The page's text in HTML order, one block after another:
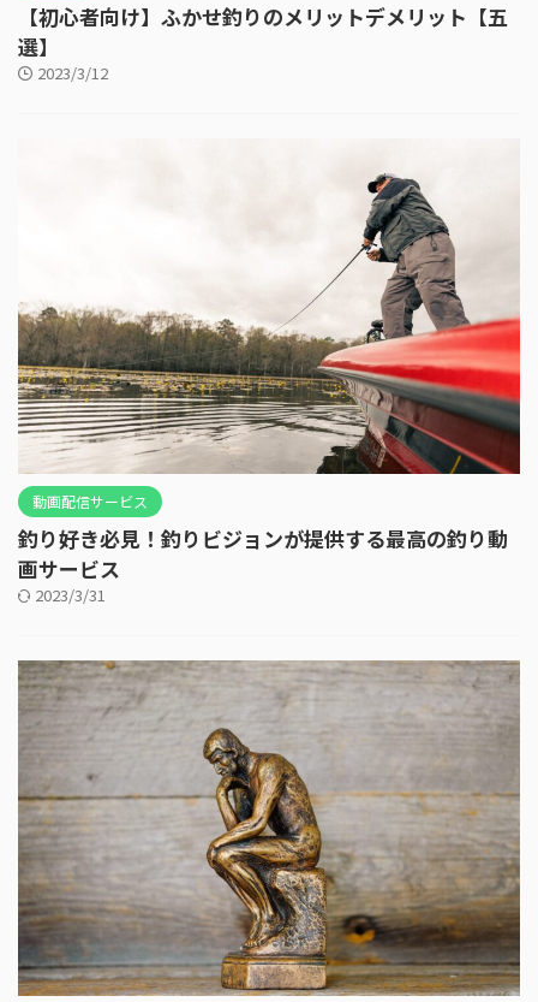
【初心者向け】ふかせ釣りのメリットデメリット【五
選】
2023/3/12
動画配信サービス
釣り好き必見！釣りビジョンが提供する最高の釣り動
画サービス
2023/3/31